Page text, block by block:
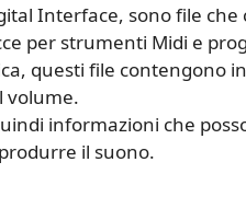
Interface, sono file
per strumenti Midi e
questi file contengono
volume.
informazioni che
il suono.